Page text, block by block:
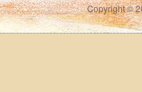
Copyright ©